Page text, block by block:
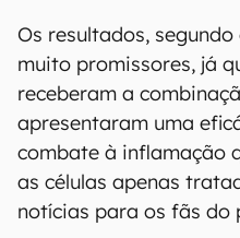
Os resultados,
muito promissores, já
receberam a
apresentaram uma
combate à inflamação
as células apenas
notícias para os fãs do